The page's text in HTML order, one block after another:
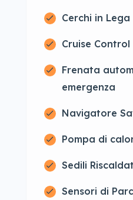
Cerchi in Lega
Cruise Control
Frenata
emergenza
Navigatore
Pompa di
Sedili
Sensori di